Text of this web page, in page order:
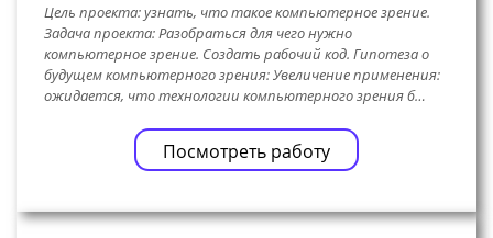
Цель проекта: узнать, что такое компьютерное зрение.
Задача проекта: Разобраться для чего нужно
компьютерное зрение. Создать рабочий код. Гипотеза о
будущем компьютерного зрения: Увеличение применения:
ожидается, что технологии компьютерного зрения б…
Посмотреть работу